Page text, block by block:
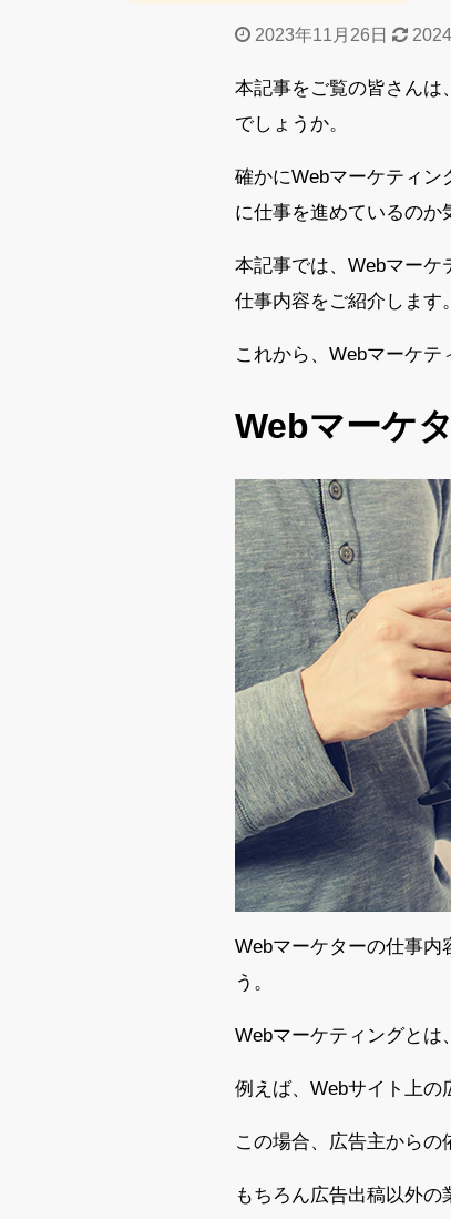
2023年11月26日
本記事をご覧の皆さんは
でしょうか。
確かにWebマーケティン
に仕事を進めているのか
本記事では、Webマーケ
仕事内容をご紹介します。
これから、Webマーケテ
Webマーケ
Webマーケターの仕事内
う。
Webマーケティングとは
例えば、Webサイト上の
この場合、広告主からの
もちろん広告出稿以外